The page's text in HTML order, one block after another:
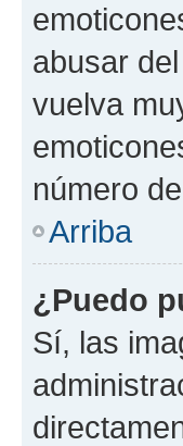
abusar
vuelva
número
Arriba
¿Puedo
Sí, las